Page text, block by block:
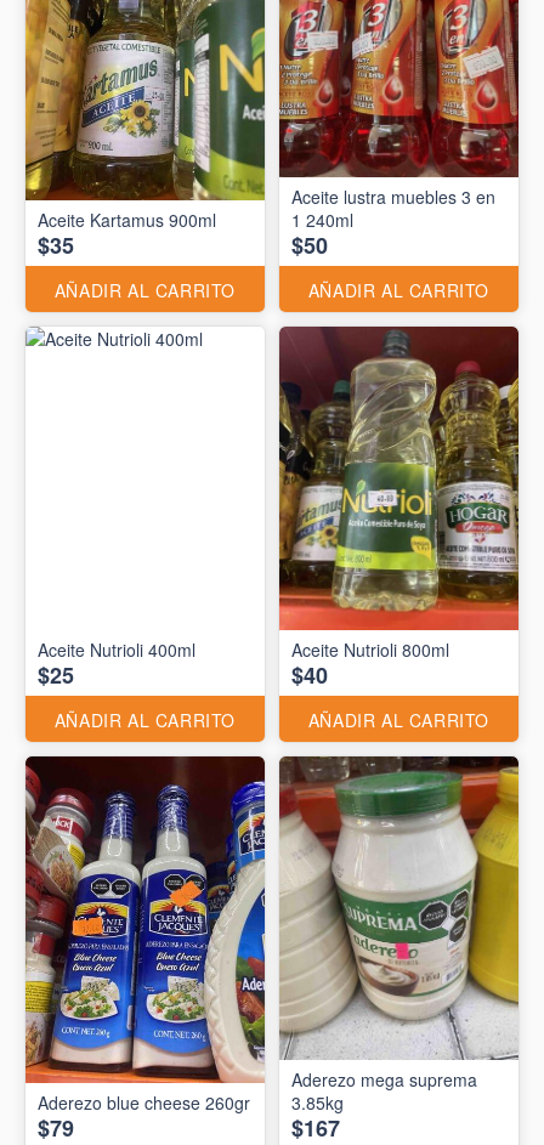
Aceite Kartamus 900ml
$35
AÑADIR AL CARRITO
Aceite lustra muebles 3 en
1 240ml
$50
AÑADIR AL CARRITO
Aceite Nutrioli 400ml
$25
AÑADIR AL CARRITO
Aceite Nutrioli 800ml
$40
AÑADIR AL CARRITO
Aderezo blue cheese 260gr
$79
Aderezo mega suprema
3.85kg
$167